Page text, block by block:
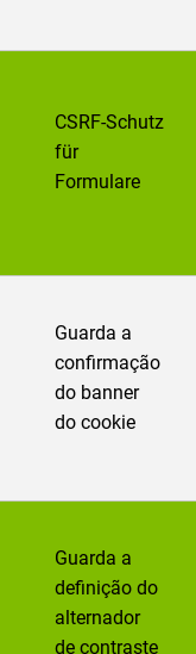
CSRF-Schutz
für
Formulare
Guarda a
confirmação
do banner
do cookie
Guarda a
definição do
alternador
de contraste